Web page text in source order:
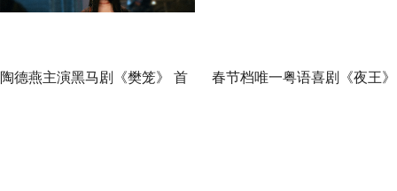
陶德燕主演黑马剧《樊笼》 首 春节档唯一粤语喜剧《夜王》